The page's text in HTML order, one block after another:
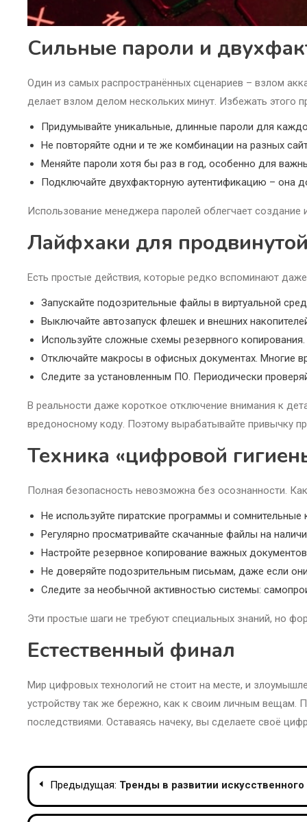
Сильные пароли и
Один из самых распространённых сценариев – взлом
делает взлом делом нескольких минут. Избежать этого
Придумывайте уникальные, длинные пароли для
Не повторяйте одни и те же комбинации на разных
Меняйте пароли хотя бы раз в год, особенно для
Подключайте двухфакторную аутентификацию – она
Использование менеджера паролей облегчает
Лайфхаки для
Есть простые действия, которые редко вспоминают
Запускайте подозрительные файлы в виртуальной
Выключайте автозапуск флешек и внешних
Используйте сложные схемы резервного
Отключайте макросы в офисных документах. Многие
Следите за установленным ПО. Периодически
В реальности даже короткое отключение внимания к
вредоносному коду. Поэтому вырабатывайте привычку
Техника «цифровой
Полная безопасность невозможна без осознанности.
Не используйте пиратские программы и
Регулярно просматривайте скачанные файлы на
Настройте резервное копирование важных
Не доверяйте подозрительным письмам, даже если
Следите за необычной активностью системы:
Эти простые шаги не требуют специальных знаний, но
Естественный финал
Мир цифровых технологий не стоит на месте, и
устройству так же бережно, как к своим личным вещам.
последствиями. Оставаясь начеку, вы сделаете своё
Навигация
по
Предыдущая: Тренды в развитии